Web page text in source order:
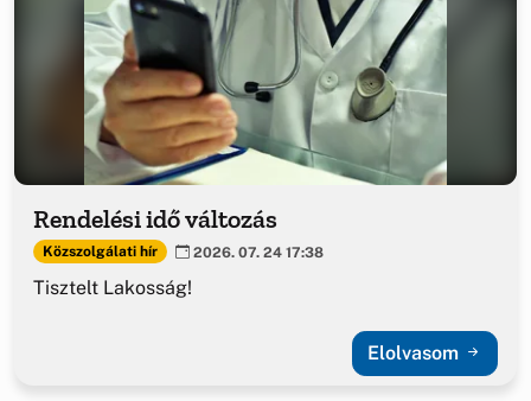
Rendelési idő változás
Közszolgálati hír 2026. 07. 24 17:38
Tisztelt Lakosság!
Elolvasom